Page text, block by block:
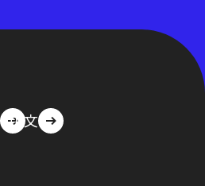
中文